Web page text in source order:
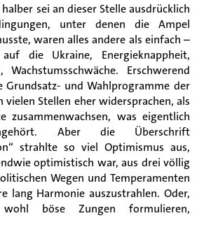
sei an dieser Stelle ausdrücklich
unter denen die Ampel
waren alles andere als einfach –
die Ukraine, Energieknappheit,
Erschwerend
Grundsatz- und Wahlprogramme der
vielen Stellen eher widersprachen, als
zusammenwachsen, was eigentlich
Aber die Überschrift
“ strahlte so viel Optimismus aus,
optimistisch war, aus drei völlig
Wegen und Temperamenten
lang Harmonie auszustrahlen. Oder,
böse Zungen formulieren,